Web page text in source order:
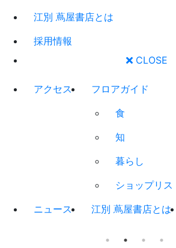
江別 蔦屋書店とは
採用情報
CLOSE
アクセス
フロアガイド
食
知
暮らし
ショップリス
ニュース 江別 蔦屋書店とは